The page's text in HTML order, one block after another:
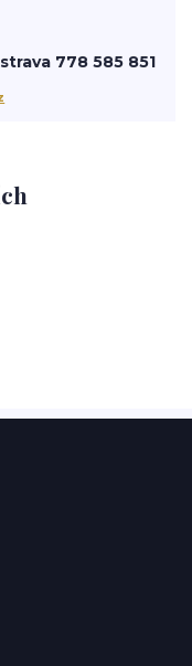
778 585 851